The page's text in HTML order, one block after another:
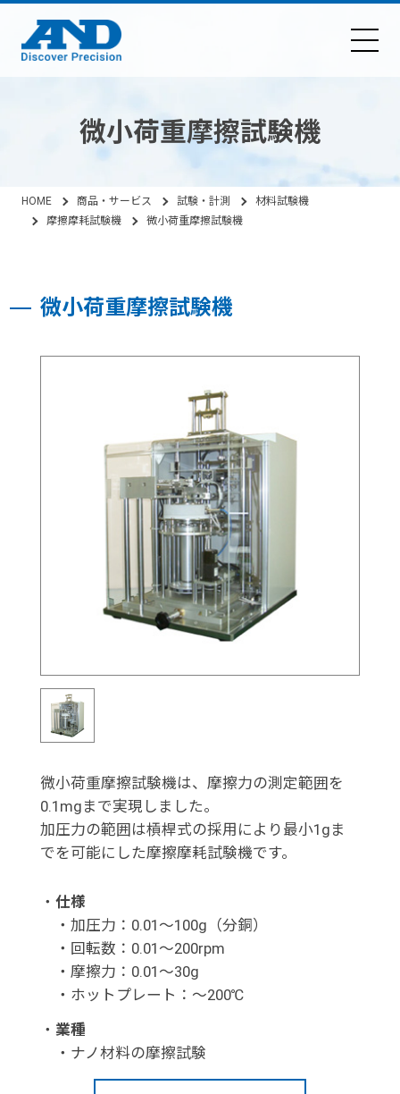
微小荷重摩擦試験機
HOME 商品・サービス 試験・計測
材料試験機
摩擦摩耗試験機
微小荷重摩擦試験機
微小荷重摩擦試験機
微小荷重摩擦試験機は、摩擦力の測定範囲を
0.1mgまで実現しました。
加圧力の範囲は槓桿式の採用により最小1gま
でを可能にした摩擦摩耗試験機です。
・ 仕様
・加圧力：0.01～100g（分銅）
・回転数：0.01～200rpm
・摩擦力：0.01～30g
・ホットプレート：～200℃
・ 業種
・ナノ材料の摩擦試験